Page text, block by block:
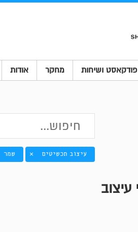
פודקאסט ושיחות מחקר אודות
עיצוב תכשיטים × שמר